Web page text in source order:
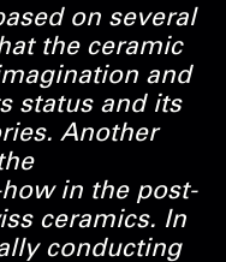
on several
the ceramic
and
status and its
Another
in the post-
ceramics. In
conducting